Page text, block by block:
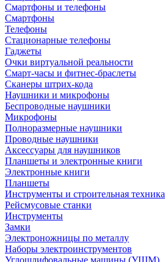
Смартфоны и телефоны
Смартфоны
Телефоны
Стационарные телефоны
Гаджеты
Очки виртуальной реальности
Смарт-часы и фитнес-браслеты
Сканеры штрих-кода
Наушники и микрофоны
Беспроводные наушники
Микрофоны
Полноразмерные наушники
Проводные наушники
Аксессуары для наушников
Планшеты и электронные книги
Электронные книги
Планшеты
Инструменты и строительная техника
Рейсмусовые станки
Инструменты
Замки
Электроножницы по металлу
Наборы электроинструментов
Углошлифовальные машины (УШМ)